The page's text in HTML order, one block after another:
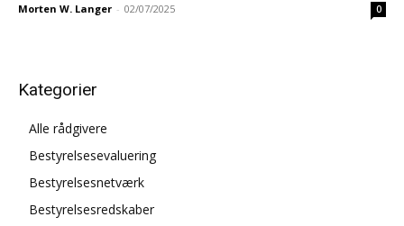
Morten W. Langer - 02/07/2025 0
Kategorier
Alle rådgivere
Bestyrelsesevaluering
Bestyrelsesnetværk
Bestyrelsesredskaber